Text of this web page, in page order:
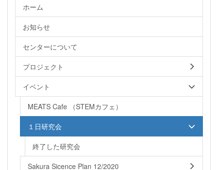
ホーム
お知らせ
センターについて
プロジェクト
イベント
MEATS Cafe （STEMカフェ）
１日研究会
終了した研究会
Sakura Sicence Plan 12/2020